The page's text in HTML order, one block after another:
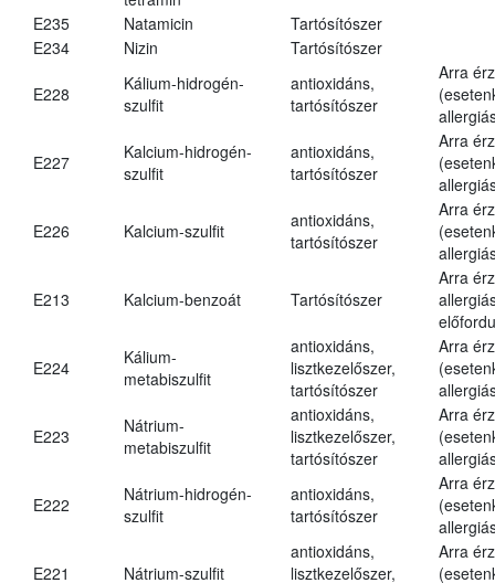
E235
Natamicin
Tartósítószer
E234
Nizin Tartósítószer
E228
Kálium-hidrogén-
szulfit
antioxidáns,
tartósítószer
Arra
E227
Kalcium-hidrogén-
szulfit
antioxidáns,
tartósítószer
Arra
E226 Kalcium-szulfit
antioxidáns,
tartósítószer
Arra
E213 Kalcium-benzoát Tartósítószer
Arra
E224
Kálium-
metabiszulfit
antioxidáns,
lisztkezelőszer,
tartósítószer
Arra
E223
Nátrium-
metabiszulfit
antioxidáns,
lisztkezelőszer,
tartósítószer
Arra
E222
Nátrium-hidrogén-
szulfit
antioxidáns,
tartósítószer
Arra
E221 Nátrium-szulfit
antioxidáns,
lisztkezelőszer,
Arra